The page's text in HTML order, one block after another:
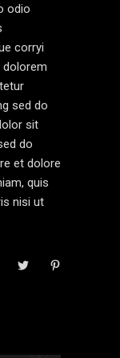
odio
corryi
sed do
sit
do
et dolore
quis
nisi ut